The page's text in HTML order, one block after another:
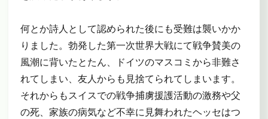
何とか詩人として認められた後にも受難は襲いかか
りました。勃発した第一次世界大戦にて戦争賛美の
風潮に背いたとたん、ドイツのマスコミから非難さ
れてしまい、友人からも見捨てられてしまいます。
それからもスイスでの戦争捕虜援護活動の激務や父
の死、家族の病気など不幸に見舞われたヘッセはつ